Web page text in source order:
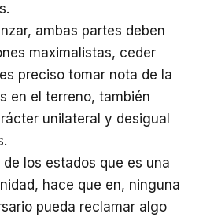
ambas partes deben
maximalistas, ceder
preciso tomar nota de la
en el terreno, también
unilateral y desigual
los estados que es una
hace que en, ninguna
pueda reclamar algo